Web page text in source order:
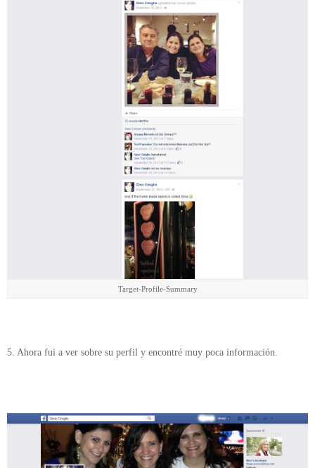
Target-Profile-Summary
5. Ahora fui a ver sobre su perfil y encontré muy poca información.